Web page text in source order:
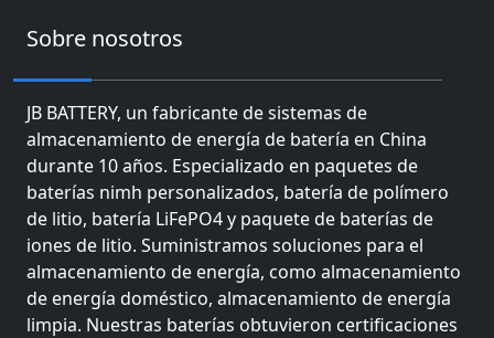
Sobre nosotros
JB BATTERY, un fabricante de sistemas de
almacenamiento de energía de batería en China
durante 10 años. Especializado en paquetes de
baterías nimh personalizados, batería de polímero
de litio, batería LiFePO4 y paquete de baterías de
iones de litio. Suministramos soluciones para el
almacenamiento de energía, como almacenamiento
de energía doméstico, almacenamiento de energía
limpia. Nuestras baterías obtuvieron certificaciones